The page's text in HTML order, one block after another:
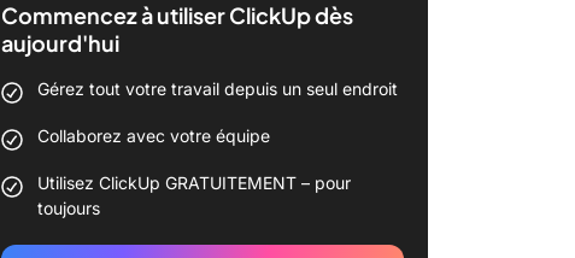
Commencez à utiliser ClickUp dès
aujourd'hui
Gérez tout votre travail depuis un seul endroit
Collaborez avec votre équipe
Utilisez ClickUp GRATUITEMENT – pour
toujours